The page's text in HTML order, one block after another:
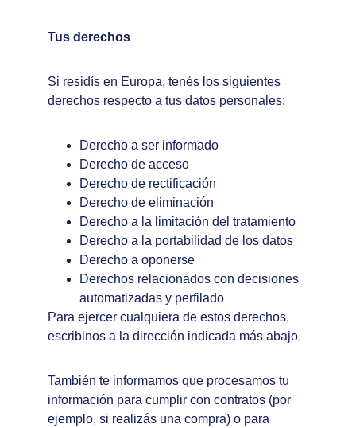
Tus derechos
Si residís en Europa, tenés los siguientes
derechos respecto a tus datos personales:
Derecho a ser informado
Derecho de acceso
Derecho de rectificación
Derecho de eliminación
Derecho a la limitación del tratamiento
Derecho a la portabilidad de los datos
Derecho a oponerse
Derechos relacionados con decisiones
automatizadas y perfilado
Para ejercer cualquiera de estos derechos,
escribinos a la dirección indicada más abajo.
También te informamos que procesamos tu
información para cumplir con contratos (por
ejemplo, si realizás una compra) o para